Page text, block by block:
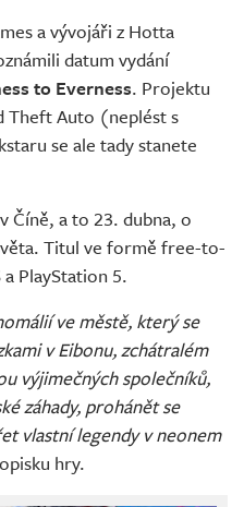
a vývojáři z Hotta
datum vydání
to Everness. Projektu
Theft Auto (neplést s
se ale tady stanete
Číně, a to 23. dubna, o
Titul ve formě free-to-
PlayStation 5.
ve městě, který se
v Eibonu, zchátralém
výjimečných společníků,
záhady, prohánět se
vlastní legendy v neonem
hry.